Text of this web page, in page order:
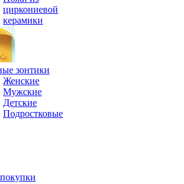
циркониевой
керамики
зонтики
Женские
Мужские
Детские
Подростковые